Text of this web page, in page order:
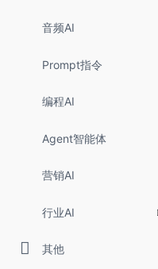
音频AI
Prompt指令
编程AI
Agent智能体
营销AI
行业AI
其他